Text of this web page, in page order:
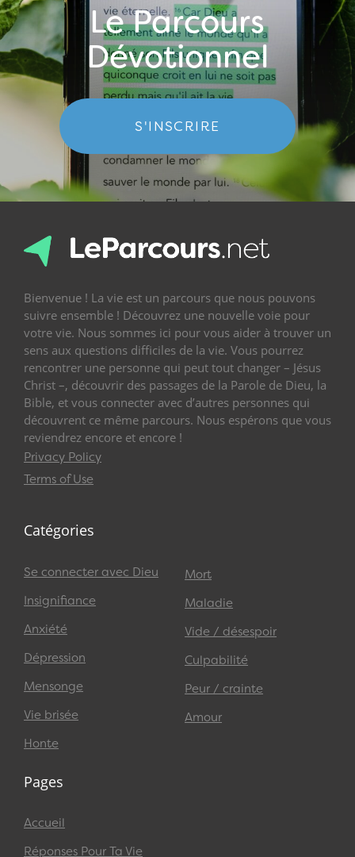
Le Parcours
Dévotionnel
S'INSCRIRE
Bienvenue ! La vie est un parcours que nous pouvons
suivre ensemble ! Découvrez une nouvelle voie pour
votre vie. Nous sommes ici pour vous aider à trouver un
sens aux questions difficiles de la vie. Vous pourrez
rencontrer une personne qui peut tout changer – Jésus
Christ –, découvrir des passages de la Parole de Dieu, la
Bible, et vous connecter avec d’autres personnes qui
découvrent ce même parcours. Nous espérons que vous
reviendrez encore et encore !
Privacy Policy
Terms of Use
Catégories
Se connecter avec Dieu
Insignifiance
Anxiété
Dépression
Mensonge
Vie brisée
Honte
Mort
Maladie
Vide / désespoir
Culpabilité
Peur / crainte
Amour
Pages
Accueil
Réponses Pour Ta Vie